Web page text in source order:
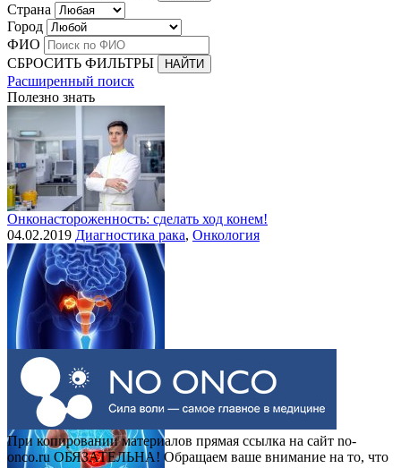
Страна
Город
ФИО
СБРОСИТЬ ФИЛЬТРЫ
Расширенный поиск
Полезно знать
Онконастороженность: сделать ход конем!
04.02.2019 Диагностика рака, Онкология
Выделения при раке шейки матки
30.07.2015 Рак шейки матки
При копировании материалов прямая ссылка на сайт no-
onco.ru ОБЯЗАТЕЛЬНА! Обращаем ваше внимание на то, что